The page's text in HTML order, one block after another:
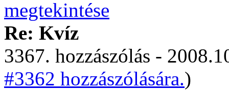
Re: Kvíz
3367. hozzászólás -
#3362 hozzászólására.)